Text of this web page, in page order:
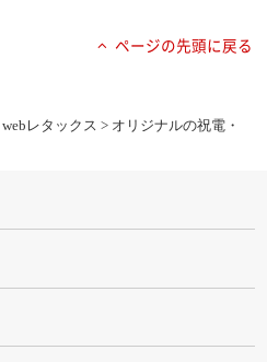
webレタックス > オリジナルの祝電・
ページの先頭に戻る